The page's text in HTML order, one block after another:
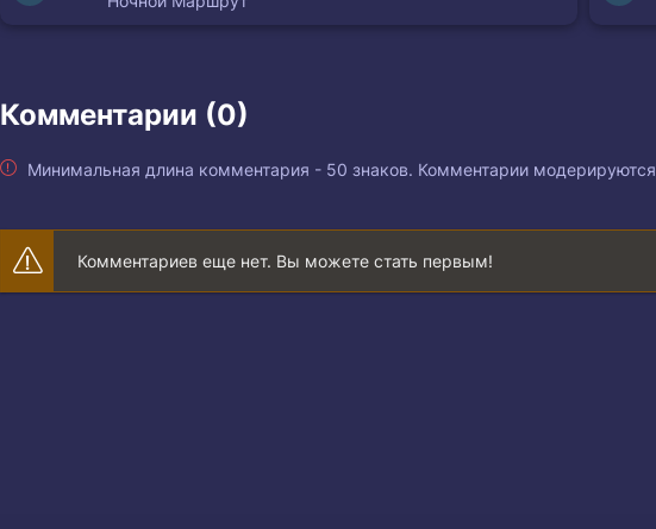
Комментарии (0)
Минимальная длина комментария - 50 знаков. Комментарии модерируются
Комментариев еще нет. Вы можете стать первым!